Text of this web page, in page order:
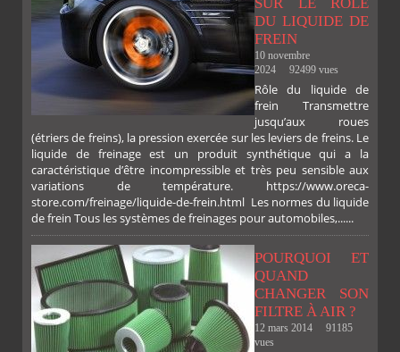
DU LIQUIDE DE
FREIN
10 novembre
2024
92499 vues
Rôle du liquide de
frein Transmettre
jusqu’aux roues
(étriers de freins), la pression exercée sur les leviers de freins. Le
liquide de freinage est un produit synthétique qui a la
caractéristique d’être incompressible et très peu sensible aux
variations de température. https://www.oreca-
store.com/freinage/liquide-de-frein.html Les normes du liquide
de frein Tous les systèmes de freinages pour automobiles,......
POURQUOI ET
QUAND
CHANGER SON
FILTRE À AIR ?
12 mars 2014
91185
vues